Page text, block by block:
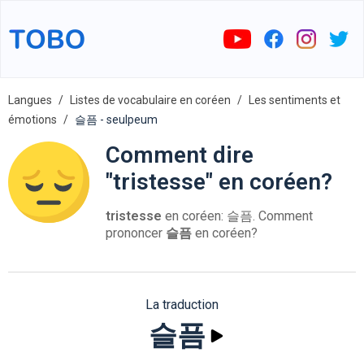
Langues Listes de vocabulaire en coréen
Les sentiments et
émotions
슬픔 - seulpeum
Comment dire
"tristesse" en coréen?
tristesse en coréen: 슬픔. Comment
prononcer 슬픔 en coréen?
La traduction
슬픔